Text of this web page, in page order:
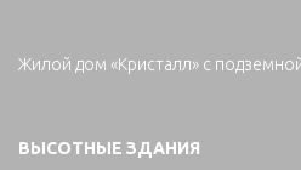
Жилой дом «Кристалл» с
ВЫСОТНЫЕ ЗДАНИЯ